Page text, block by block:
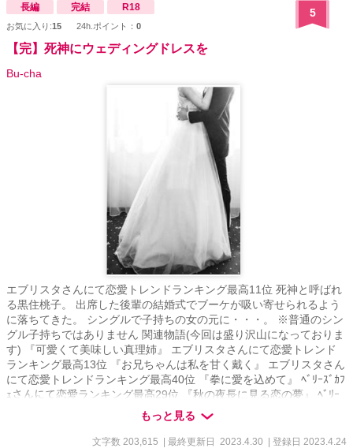
長編 完結 R18
お気に入り:15 24h.ポイント： 0
5
【完】死神にウェディングドレスを
Bu-cha
エブリスタさんにて恋愛トレンドランキング最高11位 死神と呼ばれ
る黒住桃子。 出席した後輩の結婚式でブーケが吸い寄せられるよう
に落ちてきた。 シングルで子持ちの女の元に・・・。 ※普通のシン
グル子持ちではありません 関連物語(今回は盛り沢山になっておりま
す) 『可愛くて美味しい真理姉』 エブリスタさんにて恋愛トレンド
ランキング最高13位 『お兄ちゃんは私を甘く戴く』 エブリスタさん
にて恋愛トレンドランキング最高40位 『拳に愛を込めて』 ﾍﾞﾘｰｽﾞｶﾌ
ｪさんにて恋愛ランキング最高29位 『秋の夜長に見る恋の夢』 ﾍﾞﾘｰ
ｽﾞｶﾌｪさんにて恋愛ランキング最高17位 『女社長紅葉(32)の雷は稲妻
を光らせる』 ﾍﾞﾘｰｽﾞｶﾌｪさんにて恋愛ランキング最高 44位 『ムラム
ラムラムラモヤモヤモヤモヤ今日も秘書は止まらない』 エブリスタ
もっと見る
文字数 203,615 | 最終更新日 2023.4.30 | 登録日 2023.4.24